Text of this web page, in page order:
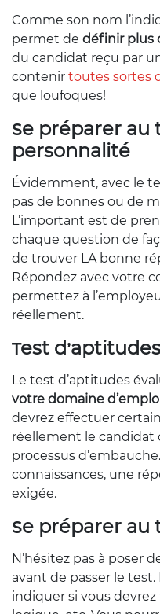
Comme son nom
permet de définir plus
du candidat reçu par
contenir toutes sortes
que loufoques!
Se préparer au
personnalité
Évidemment, avec le
pas de bonnes ou de
L’important est de
chaque question de
de trouver LA bonne
Répondez avec votre
permettez à
réellement.
Test d’aptitudes
Le test d’aptitudes
votre domaine
devrez effectuer
réellement le candidat
processus
connaissances, une
exigée.
Se préparer au
N’hésitez pas à poser
avant de passer le
indiquer si vous